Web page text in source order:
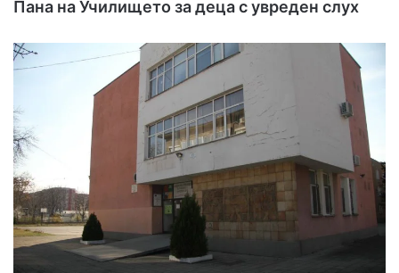
Пана на Училището за деца с увреден слух